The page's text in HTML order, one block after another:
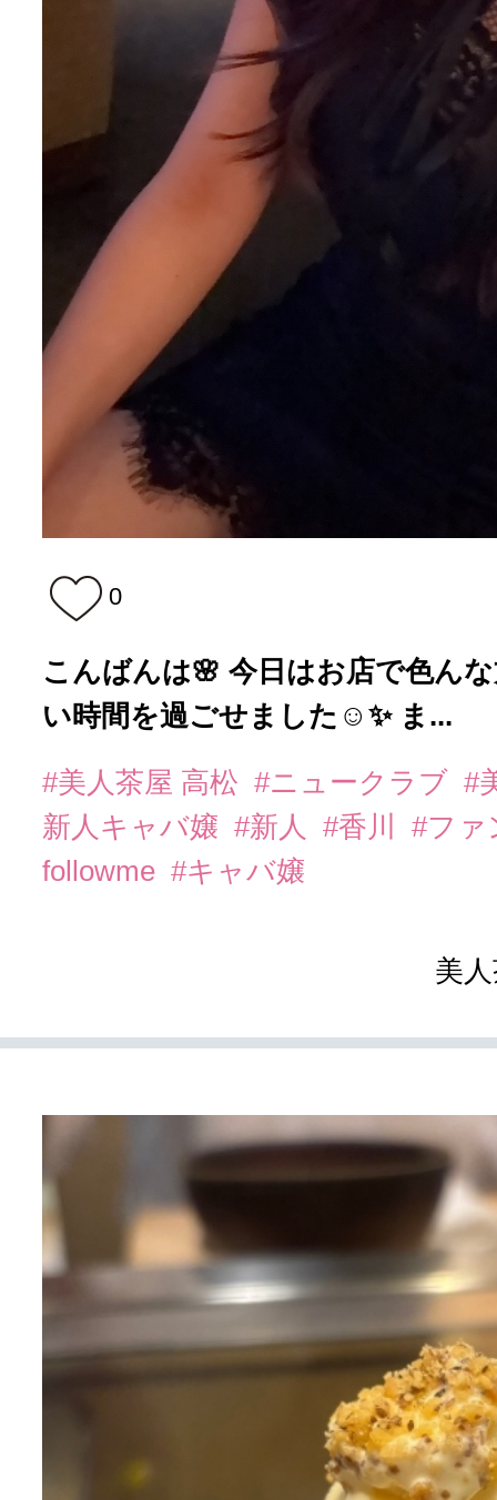
0
こんばんは🌸 今日はお店で色ん
い時間を過ごせました☺️✨️ ま...
#美人茶屋 高松 #ニュークラブ #
新人キャバ嬢 #新人 #香川
#フ
followme #キャバ嬢
美